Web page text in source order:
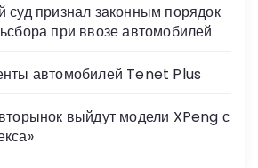
суд признал законным порядок
при ввозе автомобилей
автомобилей Tenet Plus
выйдут модели XPeng с